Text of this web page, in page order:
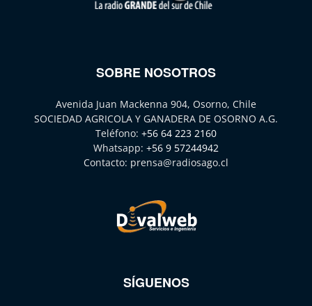
SOBRE NOSOTROS
Avenida Juan Mackenna 904, Osorno, Chile
SOCIEDAD AGRICOLA Y GANADERA DE OSORNO A.G.
Teléfono: +56 64 223 2160
Whatsapp: +56 9 57244942
Contacto: prensa@radiosago.cl
SÍGUENOS